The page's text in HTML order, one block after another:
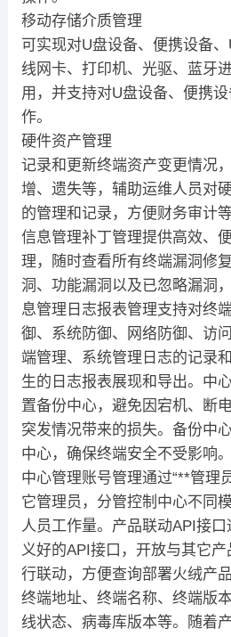
移动存储介质管理
可实现对U盘设备、便携设备
线网卡、打印机、光驱、蓝牙
用，并支持对U盘设备、便携
作。
硬件资产管理
记录和更新终端资产变更情况
增、遗失等，辅助运维人员对
的管理和记录，方便财务审计等
信息管理补丁管理提供高效、
理，随时查看所有终端漏洞修
洞、功能漏洞以及已忽略漏洞
息管理日志报表管理支持对终
御、系统防御、网络防御、访
端管理、系统管理日志的记录
生的日志报表展现和导出。中
置备份中心，避免因宕机、断
突发情况带来的损失。备份中
中心，确保终端安全不受影响。
中心管理账号管理通过“**管理
它管理员，分管控制中心不同
人员工作量。产品联动API接
义好的API接口，开放与其它
行联动，方便查询部署火绒产
终端地址、终端名称、终端版
线状态、病毒库版本等。随着